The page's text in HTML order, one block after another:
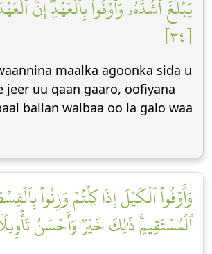
يَبۡلُغَ أَشُدَّهُۥۚ وَأَوۡفُواْ بِٱلۡعَهۡدِۖ إِنَّ
[٣٤]
maalka agoonka sida u
jeer uu qaan gaaro, oofiyana
ballan walbaa oo la galo waa
وَأَوۡفُواْ ٱلۡكَيۡلَ إِذَا كِلۡتُمۡ وَزِنُواْ
ٱلۡمُسۡتَقِيمِۚ ذَٰلِكَ خَيۡرٞ وَأَحۡسَنُ تَأۡوِيلٗا